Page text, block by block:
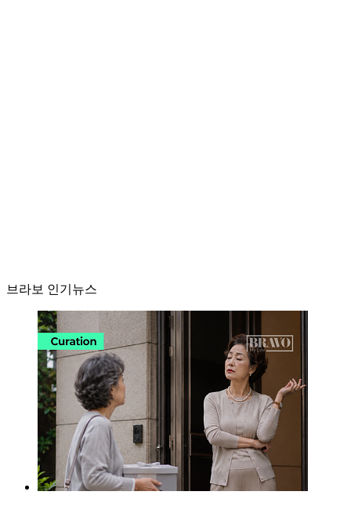
브라보 인기뉴스